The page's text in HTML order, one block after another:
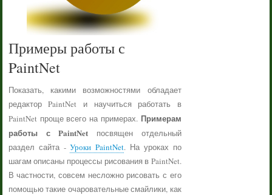
Примеры работы с
PaintNet
Показать, какими возможностями обладает
редактор PaintNet и научиться работать в
PaintNet проще всего на примерах. Примерам
работы с PaintNet посвящен отдельный
раздел сайта -Уроки PaintNet. На уроках по
шагам описаны процессы рисования в PaintNet.
В частности, совсем несложно рисовать с его
помощью такие очаровательные смайлики, как